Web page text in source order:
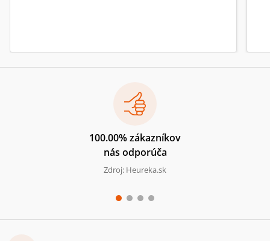
100.00% zákazníkov
nás odporúča
Zdroj: Heureka.sk